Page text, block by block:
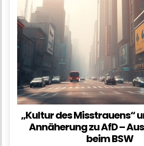
„Kultur des Misstrauens“
Annäherung zu AfD –
beim BSW